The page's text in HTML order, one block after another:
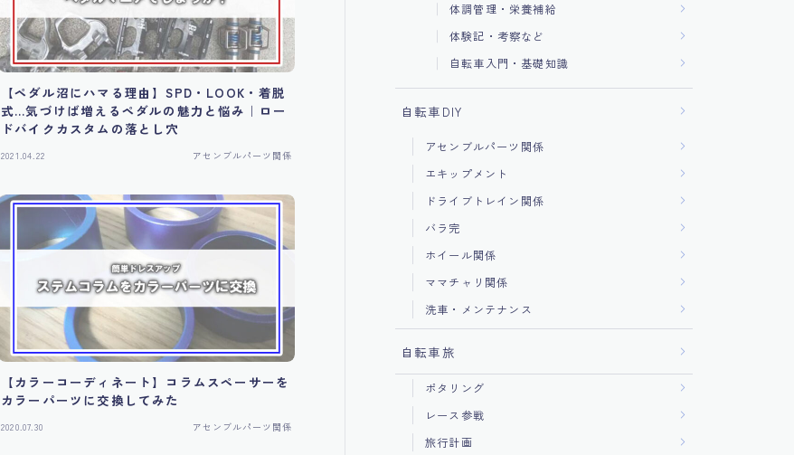
【ペダル沼にハマる理由】SPD・LOOK・着脱
式…気づけば増えるペダルの魅力と悩み｜ロー
ドバイクカスタムの落とし穴
2021.04.22 アセンブルパーツ関係
【カラーコーディネート】コラムスペーサーを
カラーパーツに交換してみた
2020.07.30 アセンブルパーツ関係
体調管理・栄養補給
体験記・考察など
自転車入門・基礎知識
自転車DIY
アセンブルパーツ関係
エキップメント
ドライブトレイン関係
バラ完
ホイール関係
ママチャリ関係
洗車・メンテナンス
自転車旅
ポタリング
レース参戦
旅行計画